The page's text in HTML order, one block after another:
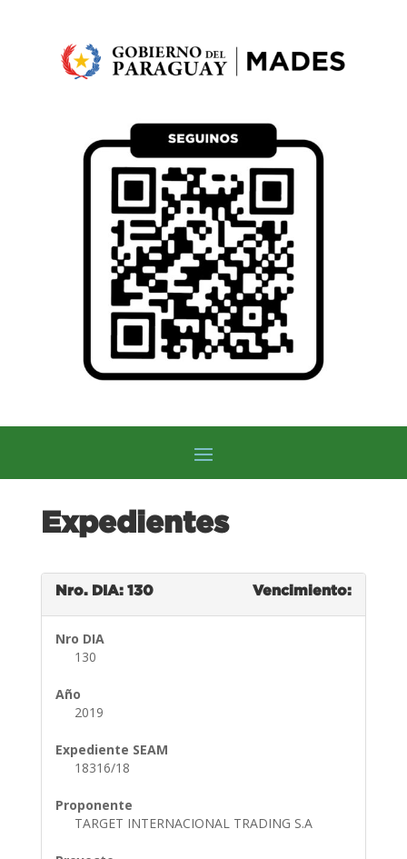
Expedientes
Nro. DIA: 130 Vencimiento:
Nro DIA
130
Año
2019
Expediente SEAM
18316/18
Proponente
TARGET INTERNACIONAL TRADING S.A